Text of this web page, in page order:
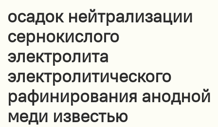
осадок нейтрализации
сернокислого
электролита
электролитического
рафинирования анодной
меди известью